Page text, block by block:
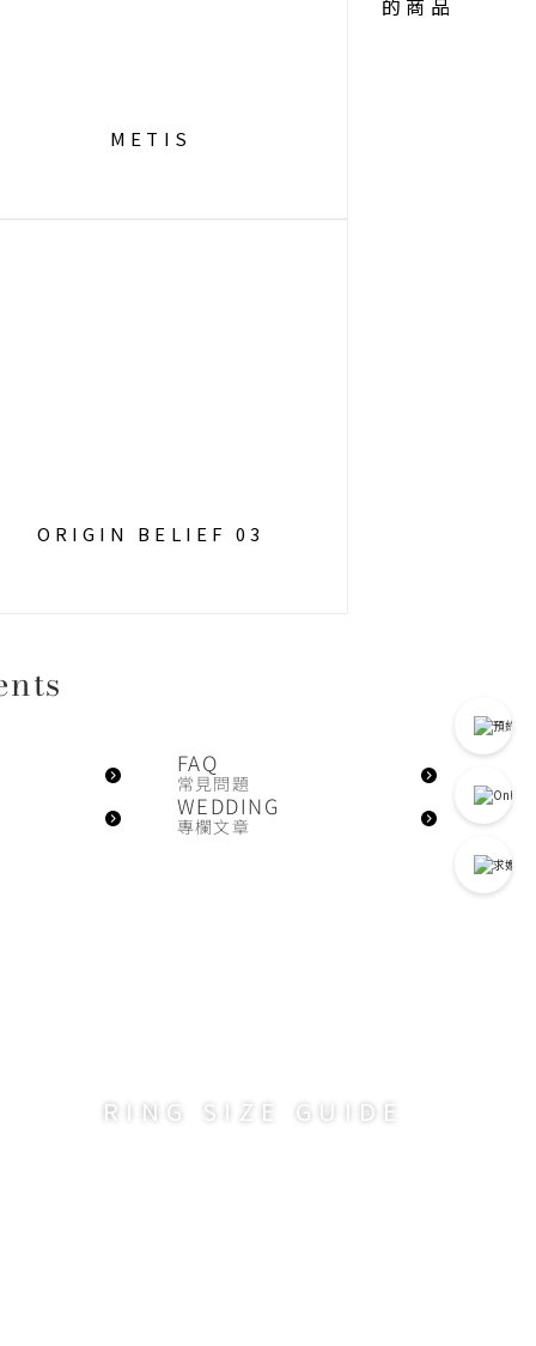
METIS
ORIGIN BELIEF 03
的商品
FAQ
常見問題
WEDDING
專欄文章
RING SIZE GUIDE